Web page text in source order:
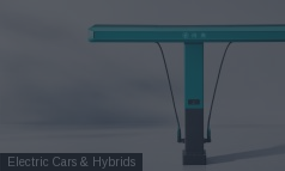
Electric Cars & Hybrids